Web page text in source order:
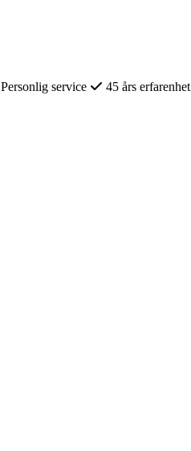
Personlig service
45 års erfarenhet